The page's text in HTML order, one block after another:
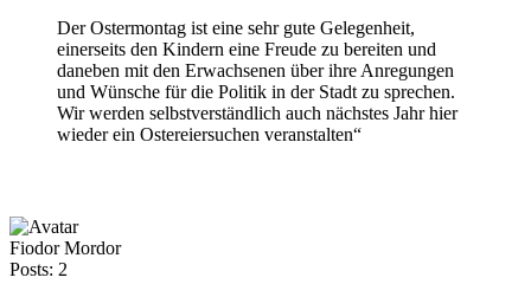
Der Ostermontag ist eine sehr gute Gelegenheit,
einerseits den Kindern eine Freude zu bereiten und
daneben mit den Erwachsenen über ihre Anregungen
und Wünsche für die Politik in der Stadt zu sprechen.
Wir werden selbstverständlich auch nächstes Jahr hier
wieder ein Ostereiersuchen veranstalten“
Fiodor Mordor
Posts: 2